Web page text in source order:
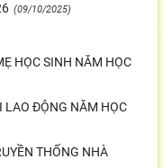
(09/10/2025)
HỌC SINH NĂM HỌC
LAO ĐỘNG NĂM HỌC
THỐNG NHÀ